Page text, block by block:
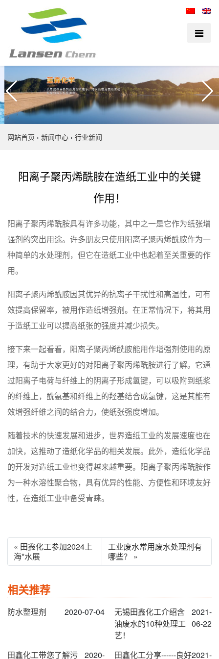
网站首页 › 新闻中心 › 行业新闻
阳离子聚丙烯酰胺在造纸工业中的关键
作用！
阳离子聚丙烯酰胺具有许多功能，其中之一是它作为纸张增
强剂的突出用途。许多朋友只使用阳离子聚丙烯酰胺作为一
种简单的水处理剂，但它在造纸工业中也起着至关重要的作
用。
阳离子聚丙烯酰胺因其优异的抗离子干扰性和高温性，可有
效提高保留率，被用作造纸增强剂。在正常情况下，将其用
于造纸工业可以提高纸张的强度并减少损失。
接下来一起看看，阳离子聚丙烯酰胺能用作增强剂使用的原
理，有助于大家更好的对阳离子聚丙烯酰胺进行了解。它通
过阳离子电荷与纤维上的阴离子形成氢键，可以吸附到纸浆
的纤维上，酰氨基和纤维上的羟基结合成氢键，这是其能有
效增强纤维之间的结合力，使纸张强度增加。
随着技术的快速发展和进步，世界造纸工业的发展速度也在
加快，这推动了造纸化学品的相关发展。此外，造纸化学品
的开发对造纸工业也变得越来越重要。阳离子聚丙烯酰胺作
为一种水溶性聚合物，具有优异的性能、方便性和环境友好
性，在造纸工业中备受青睐。
« 田鑫化工参加2024上
海*水展
工业废水常用废水处理剂有
哪些？ »
相关推荐
防水整理剂 2020-07-04
无锡田鑫化工介绍含
油废水的10种处理工
艺！
2021-
06-22
田鑫化工带您了解污 2020- 田鑫化工分享------良好2021-